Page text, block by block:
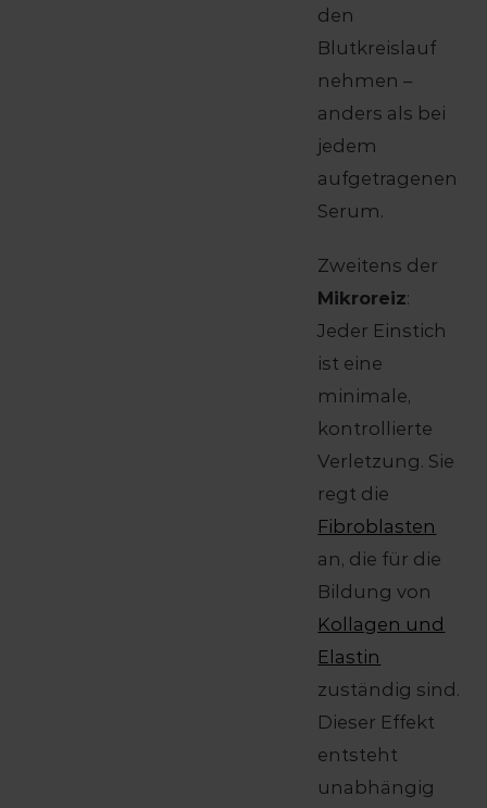
den
Blutkreislauf
nehmen –
anders als bei
jedem
aufgetragenen
Serum.
Zweitens der
Mikroreiz:
Jeder Einstich
ist eine
minimale,
kontrollierte
Verletzung. Sie
regt die
Fibroblasten
an, die für die
Bildung von
Kollagen und
Elastin
zuständig sind.
Dieser Effekt
entsteht
unabhängig